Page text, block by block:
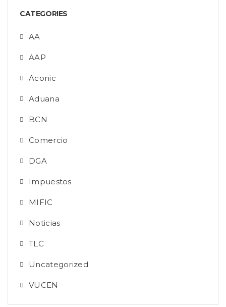
CATEGORIES
AA
AAP
Aconic
Aduana
BCN
Comercio
DGA
Impuestos
MIFIC
Noticias
TLC
Uncategorized
VUCEN